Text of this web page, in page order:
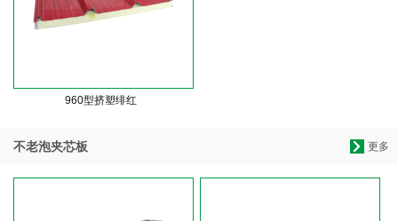
960型挤塑绯红
更多
不老泡夹芯板